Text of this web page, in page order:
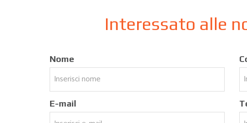
Interessato alle
Nome
E-mail